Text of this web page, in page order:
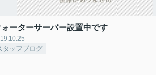
ォーターサーバー設置中です
タッフブログ